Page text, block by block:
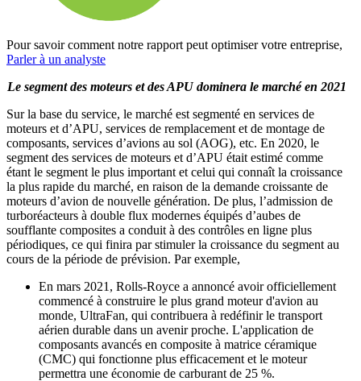
Pour savoir comment notre rapport peut optimiser votre entreprise,
Parler à un analyste
Le segment des moteurs et des APU dominera le marché en 2021
Sur la base du service, le marché est segmenté en services de
moteurs et d’APU, services de remplacement et de montage de
composants, services d’avions au sol (AOG), etc. En 2020, le
segment des services de moteurs et d’APU était estimé comme
étant le segment le plus important et celui qui connaît la croissance
la plus rapide du marché, en raison de la demande croissante de
moteurs d’avion de nouvelle génération. De plus, l’admission de
turboréacteurs à double flux modernes équipés d’aubes de
soufflante composites a conduit à des contrôles en ligne plus
périodiques, ce qui finira par stimuler la croissance du segment au
cours de la période de prévision. Par exemple,
En mars 2021, Rolls-Royce a annoncé avoir officiellement
commencé à construire le plus grand moteur d'avion au
monde, UltraFan, qui contribuera à redéfinir le transport
aérien durable dans un avenir proche. L'application de
composants avancés en composite à matrice céramique
(CMC) qui fonctionne plus efficacement et le moteur
permettra une économie de carburant de 25 %.